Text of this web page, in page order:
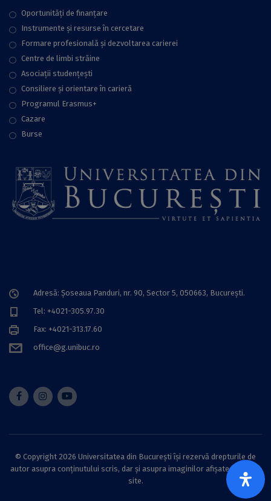
Oportunități de finanțare
Instrumente și resurse în cercetare
Formare profesională și dezvoltarea carierei
Centre de limbi străine
Asociații studențești
Consiliere şi orientare în carieră
Programul Erasmus+
Cazare
Burse
Adresă: Șoseaua Panduri, nr. 90, Sector 5, 050663, Bucureşti.
Tel: +4021-305.97.30
Fax: +4021-313.17.60
office@g.unibuc.ro
© Copyright 2026 Universitatea din București își rezervă drepturile de
autor asupra conținutului scris, dar și asupra imaginilor afișate pe acest
site.